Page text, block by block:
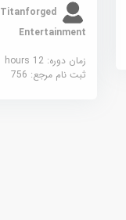
Titanforged
Entertainment
زمان دوره: 12 hours
ثبت نام مرجع: 756